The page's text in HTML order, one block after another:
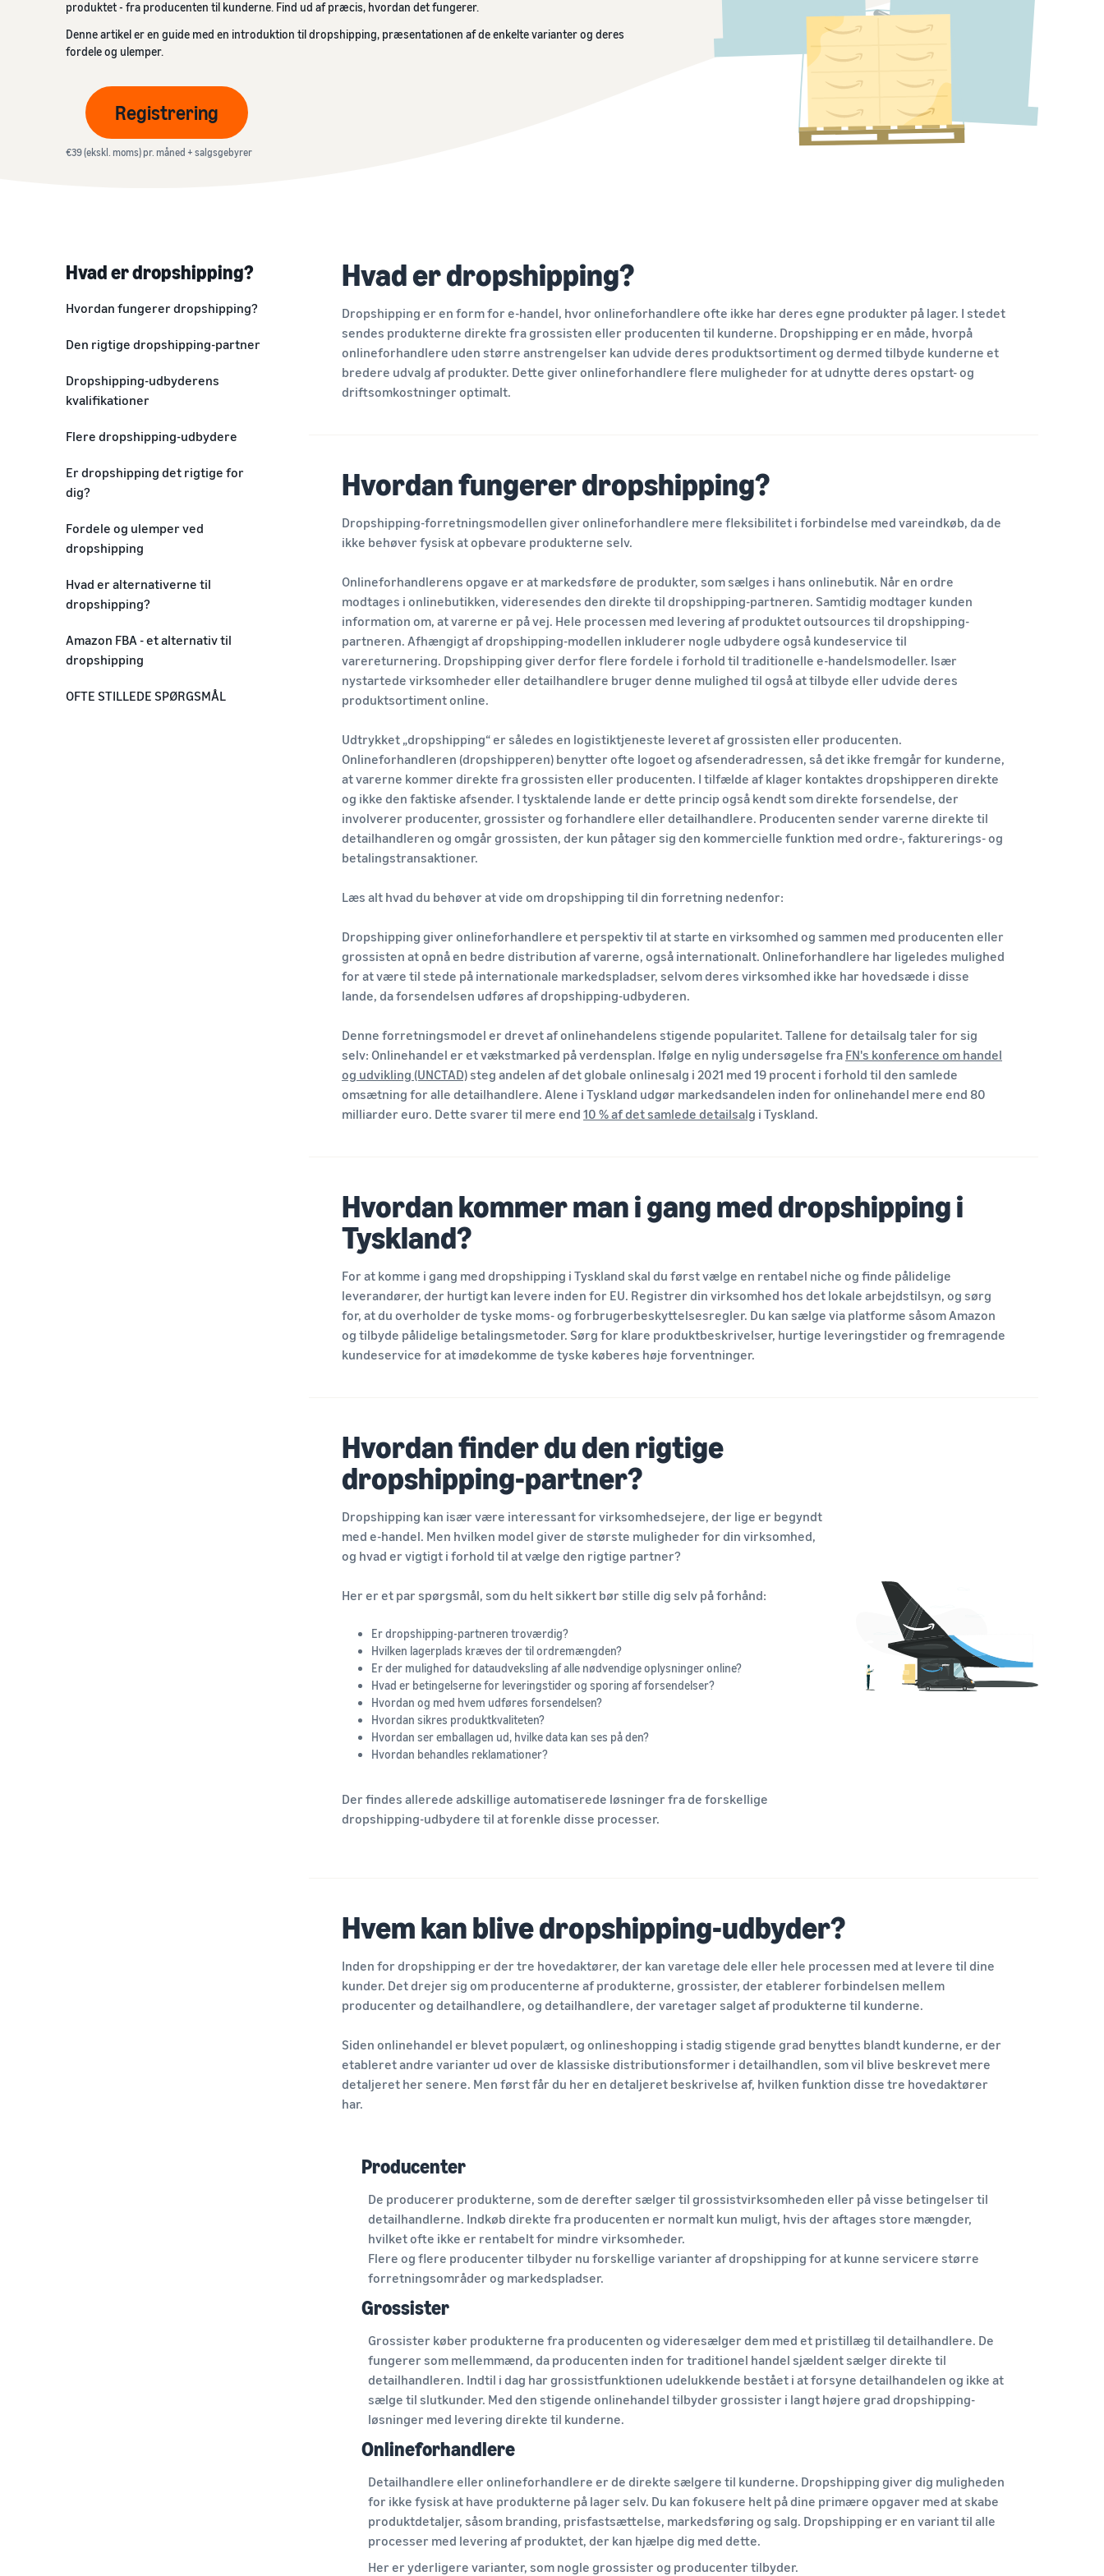
Brandregistrering
Se ofte stillede spørgsmål
Få mere at vide om egnede forsendelsesløsninger
Salgsberegner
sammenlign forsendelsesmetoder
Sælg på tværs af Storbritanniens og EU's
grænser
Kom ind på nye markeder uden besvær
Se ofte stillede spørgsmål
vækst på Amazon
Udforsk salgsprogrammer
Opret din salgsstrategi med forskellige programmer
Se ofte stillede spørgsmål
Få et omkostningsoverblik for dette populære program
Videnscenter for moms
Overblik over alt, hvad du behøver at vide om moms
Skab vækst for dit T-shirt-mærke
Se ofte stillede spørgsmål
produktet - fra producenten til kunderne. Find ud af præcis, hvordan det fungerer.
Denne artikel er en guide med en introduktion til dropshipping, præsentationen af de enkelte varianter og deres
fordele og ulemper.
Registrering
€39 (ekskl. moms) pr. måned + salgsgebyrer
Hvad er dropshipping?
Hvordan fungerer dropshipping?
Den rigtige dropshipping-partner
Dropshipping-udbyderens
kvalifikationer
Flere dropshipping-udbydere
Ulemper
Er dropshipping det rigtige for
dig?
Fordele og ulemper ved
dropshipping
Ulemper
Hvad er alternativerne til
dropshipping?
Amazon FBA - et alternativ til
dropshipping
OFTE STILLEDE SPØRGSMÅL
Hvad er dropshipping?
Dropshipping er en form for e-handel, hvor onlineforhandlere ofte ikke har deres egne produkter på lager. I stedet
sendes produkterne direkte fra grossisten eller producenten til kunderne. Dropshipping er en måde, hvorpå
onlineforhandlere uden større anstrengelser kan udvide deres produktsortiment og dermed tilbyde kunderne et
bredere udvalg af produkter. Dette giver onlineforhandlere flere muligheder for at udnytte deres opstart- og
driftsomkostninger optimalt.
Hvordan fungerer dropshipping?
Dropshipping-forretningsmodellen giver onlineforhandlere mere fleksibilitet i forbindelse med vareindkøb, da de
ikke behøver fysisk at opbevare produkterne selv.
Onlineforhandlerens opgave er at markedsføre de produkter, som sælges i hans onlinebutik. Når en ordre
modtages i onlinebutikken, videresendes den direkte til dropshipping-partneren. Samtidig modtager kunden
information om, at varerne er på vej. Hele processen med levering af produktet outsources til dropshipping-
partneren. Afhængigt af dropshipping-modellen inkluderer nogle udbydere også kundeservice til
varereturnering. Dropshipping giver derfor flere fordele i forhold til traditionelle e-handelsmodeller. Især
nystartede virksomheder eller detailhandlere bruger denne mulighed til også at tilbyde eller udvide deres
produktsortiment online.
Udtrykket „dropshipping“ er således en logistiktjeneste leveret af grossisten eller producenten.
Onlineforhandleren (dropshipperen) benytter ofte logoet og afsenderadressen, så det ikke fremgår for kunderne,
at varerne kommer direkte fra grossisten eller producenten. I tilfælde af klager kontaktes dropshipperen direkte
og ikke den faktiske afsender. I tysktalende lande er dette princip også kendt som direkte forsendelse, der
involverer producenter, grossister og forhandlere eller detailhandlere. Producenten sender varerne direkte til
detailhandleren og omgår grossisten, der kun påtager sig den kommercielle funktion med ordre-, fakturerings- og
betalingstransaktioner.
Læs alt hvad du behøver at vide om dropshipping til din forretning nedenfor:
Dropshipping giver onlineforhandlere et perspektiv til at starte en virksomhed og sammen med producenten eller
grossisten at opnå en bedre distribution af varerne, også internationalt. Onlineforhandlere har ligeledes mulighed
for at være til stede på internationale markedspladser, selvom deres virksomhed ikke har hovedsæde i disse
lande, da forsendelsen udføres af dropshipping-udbyderen.
Denne forretningsmodel er drevet af onlinehandelens stigende popularitet. Tallene for detailsalg taler for sig
selv: Onlinehandel er et vækstmarked på verdensplan. Ifølge en nylig undersøgelse fra FN's konference om handel
og udvikling (UNCTAD)steg andelen af det globale onlinesalg i 2021 med 19 procent i forhold til den samlede
omsætning for alle detailhandlere. Alene i Tyskland udgør markedsandelen inden for onlinehandel mere end 80
milliarder euro. Dette svarer til mere end 10 % af det samlede detailsalg i Tyskland.
Hvordan kommer man i gang med dropshipping i
Tyskland?
For at komme i gang med dropshipping i Tyskland skal du først vælge en rentabel niche og finde pålidelige
leverandører, der hurtigt kan levere inden for EU. Registrer din virksomhed hos det lokale arbejdstilsyn, og sørg
for, at du overholder de tyske moms- og forbrugerbeskyttelsesregler. Du kan sælge via platforme såsom Amazon
og tilbyde pålidelige betalingsmetoder. Sørg for klare produktbeskrivelser, hurtige leveringstider og fremragende
kundeservice for at imødekomme de tyske køberes høje forventninger.
Hvordan finder du den rigtige
dropshipping-partner?
Dropshipping kan især være interessant for virksomhedsejere, der lige er begyndt
med e-handel. Men hvilken model giver de største muligheder for din virksomhed,
og hvad er vigtigt i forhold til at vælge den rigtige partner?
Her er et par spørgsmål, som du helt sikkert bør stille dig selv på forhånd:
Er dropshipping-partneren troværdig?
Hvilken lagerplads kræves der til ordremængden?
Er der mulighed for dataudveksling af alle nødvendige oplysninger online?
Hvad er betingelserne for leveringstider og sporing af forsendelser?
Hvordan og med hvem udføres forsendelsen?
Hvordan sikres produktkvaliteten?
Hvordan ser emballagen ud, hvilke data kan ses på den?
Hvordan behandles reklamationer?
Der findes allerede adskillige automatiserede løsninger fra de forskellige
dropshipping-udbydere til at forenkle disse processer.
Hvem kan blive dropshipping-udbyder?
Inden for dropshipping er der tre hovedaktører, der kan varetage dele eller hele processen med at levere til dine
kunder. Det drejer sig om producenterne af produkterne, grossister, der etablerer forbindelsen mellem
producenter og detailhandlere, og detailhandlere, der varetager salget af produkterne til kunderne.
Siden onlinehandel er blevet populært, og onlineshopping i stadig stigende grad benyttes blandt kunderne, er der
etableret andre varianter ud over de klassiske distributionsformer i detailhandlen, som vil blive beskrevet mere
detaljeret her senere. Men først får du her en detaljeret beskrivelse af, hvilken funktion disse tre hovedaktører
har.
Producenter
De producerer produkterne, som de derefter sælger til grossistvirksomheden eller på visse betingelser til
detailhandlerne. Indkøb direkte fra producenten er normalt kun muligt, hvis der aftages store mængder,
hvilket ofte ikke er rentabelt for mindre virksomheder.
Flere og flere producenter tilbyder nu forskellige varianter af dropshipping for at kunne servicere større
forretningsområder og markedspladser.
Grossister
Grossister køber produkterne fra producenten og videresælger dem med et pristillæg til detailhandlere. De
fungerer som mellemmænd, da producenten inden for traditionel handel sjældent sælger direkte til
detailhandleren. Indtil i dag har grossistfunktionen udelukkende bestået i at forsyne detailhandelen og ikke at
sælge til slutkunder. Med den stigende onlinehandel tilbyder grossister i langt højere grad dropshipping-
løsninger med levering direkte til kunderne.
Onlineforhandlere
Detailhandlere eller onlineforhandlere er de direkte sælgere til kunderne. Dropshipping giver dig muligheden
for ikke fysisk at have produkterne på lager selv. Du kan fokusere helt på dine primære opgaver med at skabe
produktdetaljer, såsom branding, prisfastsættelse, markedsføring og salg. Dropshipping er en variant til alle
processer med levering af produktet, der kan hjælpe dig med dette.
Her er yderligere varianter, som nogle grossister og producenter tilbyder.